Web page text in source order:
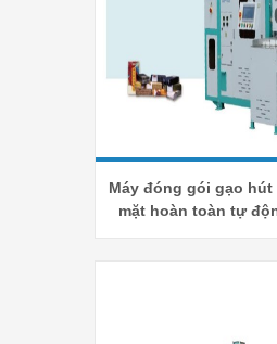
Máy đóng gói gạo
mặt hoàn toàn tự